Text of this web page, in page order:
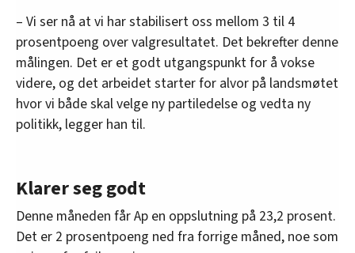
– Vi ser nå at vi har stabilisert oss mellom 3 til 4
prosentpoeng over valgresultatet. Det bekrefter denne
målingen. Det er et godt utgangspunkt for å vokse
videre, og det arbeidet starter for alvor på landsmøtet
hvor vi både skal velge ny partiledelse og vedta ny
politikk, legger han til.
Klarer seg godt
Denne måneden får Ap en oppslutning på 23,2 prosent.
Det er 2 prosentpoeng ned fra forrige måned, noe som